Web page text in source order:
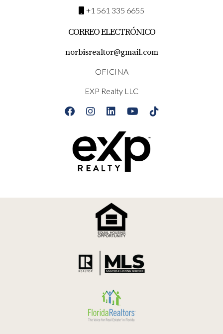
+1 561 335 6655
CORREO ELECTRÓNICO
norbisrealtor@gmail.com
OFICINA
EXP Realty LLC